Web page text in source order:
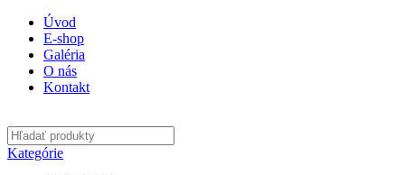
Úvod
E-shop
Galéria
O nás
Kontakt
Kategórie